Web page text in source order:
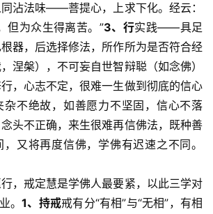
沾法味——菩提心，上求下化。经云：
但为众生得离苦。”3、行实践——具足
器，后选择修法，所作所为是否符合经
涅槃），不可妄自世智辩聪（如念佛）
，心志不定，很难一生做到彻底的信心
杂不绝故，如善愿力不坚固，信心不落
头不正确，来生很难再信佛法，既种善
又将再度信佛，学佛有迟速之不同。
，戒定慧是学佛人最要紧，以此三学对
。1、持戒戒有分“有相”与“无相”，有相